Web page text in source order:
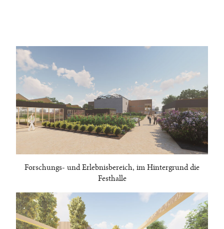
Forschungs- und Erlebnisbereich, im Hintergrund die
Festhalle